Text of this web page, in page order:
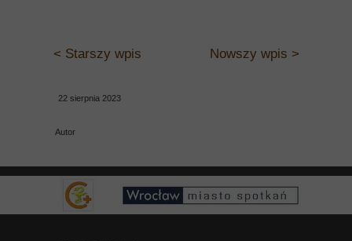
< Starszy wpis Nowszy wpis >
Autor
22 sierpnia 2023